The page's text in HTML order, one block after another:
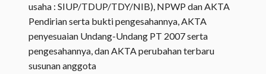
usaha : SIUP/TDUP/TDY/NIB), NPWP dan AKTA
Pendirian serta bukti pengesahannya, AKTA
penyesuaian Undang-Undang PT 2007 serta
pengesahannya, dan AKTA perubahan terbaru
susunan anggota